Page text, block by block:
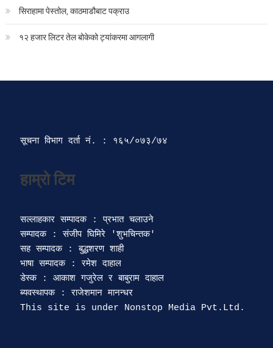
सिराहामा पेस्तोल, काठमाडौबाट पक्राउ
१२ हजार लिटर तेल बोकेको ट्यांकरमा आगलागी
सूचना विभाग दर्ता‍ नं. : १६५/०७३/७४
हाम्रो टिम
सल्लाहकार सम्पादक : प्रभात चलाउने
सम्पादक : संजीप घिमिरे 'शुभचिन्तक'
सह सम्पादक : बुद्धशरण शाही
भाषा सम्पादक : रमेश दाहाल
डेस्क : आकाश गजुरेल र बाबुराम दाहाल
ब्यवस्थापक : राजेशमान मानन्धर